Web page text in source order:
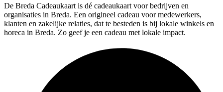
De Breda Cadeaukaart is dé cadeaukaart voor bedrijven en
organisaties in Breda. Een origineel cadeau voor medewerkers,
klanten en zakelijke relaties, dat te besteden is bij lokale winkels en
horeca in Breda. Zo geef je een cadeau met lokale impact.